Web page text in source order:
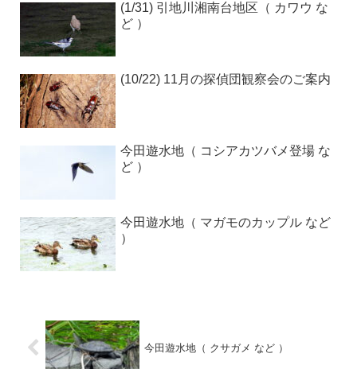
(1/31) 引地川湘南台地区（ カワウ な
ど ）
(10/22) 11月の探偵団観察会のご案内
今田遊水地（ コシアカツバメ登場 な
ど ）
今田遊水地（ マガモのカップル など
）
今田遊水地（ クサガメ など ）